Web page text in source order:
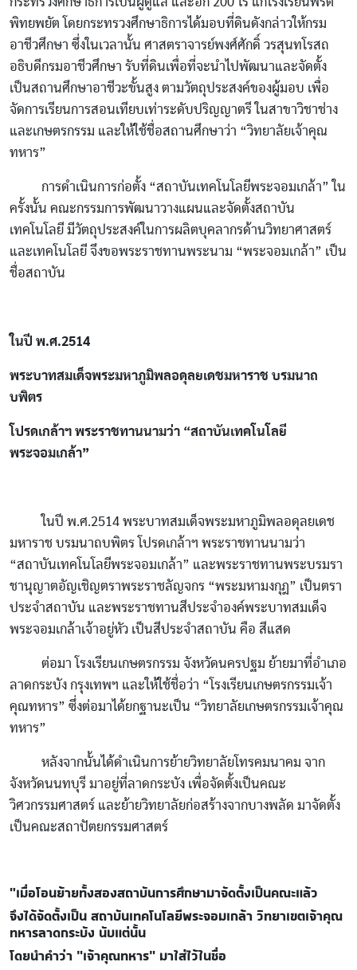
พิทยพยัต โดยกระทรวงศึกษาธิการได้มอบที่ดินดังกล่าวให้กรม
อาชีวศึกษา ซึ่งในเวลานั้น ศาสตราจารย์พงศ์ศักดิ์ วรสุนทโรสถ
อธิบดีกรมอาชีวศึกษา รับที่ดินเพื่อที่จะนำไปพัฒนาและจัดตั้ง
เป็นสถานศึกษาอาชีวะขั้นสูง ตามวัตถุประสงค์ของผู้มอบ เพื่อ
จัดการเรียนการสอนเทียบเท่าระดับปริญญาตรี ในสาขาวิชาช่าง
และเกษตรกรรม และให้ใช้ชื่อสถานศึกษาว่า “วิทยาลัยเจ้าคุณ
ทหาร”
การดำเนินการก่อตั้ง “สถาบันเทคโนโลยีพระจอมเกล้า” ใน
ครั้งนั้น คณะกรรมการพัฒนาวางแผนและจัดตั้งสถาบัน
เทคโนโลยี มีวัตถุประสงค์ในการผลิตบุคลากรด้านวิทยาศาสตร์
และเทคโนโลยี จึงขอพระราชทานพระนาม “พระจอมเกล้า” เป็น
ชื่อสถาบัน
ในปี พ.ศ.2514
พระบาทสมเด็จพระมหาภูมิพลอดุลยเดชมหาราช บรมนาถ
บพิตร
โปรดเกล้าฯ พระราชทานนามว่า “สถาบันเทคโนโลยี
พระจอมเกล้า”
ในปี พ.ศ.2514 พระบาทสมเด็จพระมหาภูมิพลอดุลยเดช
มหาราช บรมนาถบพิตร โปรดเกล้าฯ พระราชทานนามว่า
“สถาบันเทคโนโลยีพระจอมเกล้า” และพระราชทานพระบรมรา
ชานุญาตอัญเชิญตราพระราชลัญจกร “พระมหามงกุฎ” เป็นตรา
ประจำสถาบัน และพระราชทานสีประจำองค์พระบาทสมเด็จ
พระจอมเกล้าเจ้าอยู่หัว เป็นสีประจำสถาบัน คือ สีแสด
ต่อมา โรงเรียนเกษตรกรรม จังหวัดนครปฐม ย้ายมาที่อำเภอ
ลาดกระบัง กรุงเทพฯ และให้ใช้ชื่อว่า “โรงเรียนเกษตรกรรมเจ้า
คุณทหาร” ซึ่งต่อมาได้ยกฐานะเป็น “วิทยาลัยเกษตรกรรมเจ้าคุณ
ทหาร”
หลังจากนั้นได้ดำเนินการย้ายวิทยาลัยโทรคมนาคม จาก
จังหวัดนนทบุรี มาอยู่ที่ลาดกระบัง เพื่อจัดตั้งเป็นคณะ
วิศวกรรมศาสตร์ และย้ายวิทยาลัยก่อสร้างจากบางพลัด มาจัดตั้ง
เป็นคณะสถาปัตยกรรมศาสตร์
"เมื่อโอนย้ายทั้งสองสถาบันการศึกษามาจัดตั้งเป็นคณะแล้ว
จึงได้จัดตั้งเป็น สถาบันเทคโนโลยีพระจอมเกล้า วิทยาเขตเจ้าคุณ
ทหารลาดกระบัง นับแต่นั้น
โดยนำคำว่า “เจ้าคุณทหาร” มาใส่ไว้ในชื่อ